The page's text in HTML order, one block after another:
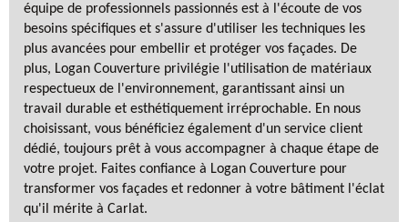
équipe de professionnels passionnés est à l'écoute de vos
besoins spécifiques et s'assure d'utiliser les techniques les
plus avancées pour embellir et protéger vos façades. De
plus, Logan Couverture privilégie l'utilisation de matériaux
respectueux de l'environnement, garantissant ainsi un
travail durable et esthétiquement irréprochable. En nous
choisissant, vous bénéficiez également d'un service client
dédié, toujours prêt à vous accompagner à chaque étape de
votre projet. Faites confiance à Logan Couverture pour
transformer vos façades et redonner à votre bâtiment l'éclat
qu'il mérite à Carlat.